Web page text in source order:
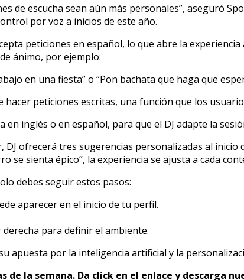
de escucha sean aún más personales”, aseguró
por voz a inicios de este año.
peticiones en español, lo que abre la
ánimo, por ejemplo:
en una fiesta” o “Pon bachata que haga que
peticiones escritas, una función que los
en inglés o en español, para que el DJ adapte la
ofrecerá tres sugerencias personalizadas al
se sienta épico”, la experiencia se ajusta a cada
debes seguir estos pasos:
aparecer en el inicio de tu perfil.
para definir el ambiente.
apuesta por la inteligencia artificial y la
la semana. Da click en el enlace y descarga